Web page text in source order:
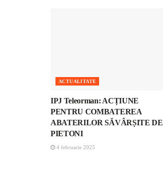
ACTUALITATE
IPJ Teleorman: ACȚIUNE
PENTRU COMBATEREA
ABATERILOR SĂVÂRȘITE DE
PIETONI
4 februarie 2025